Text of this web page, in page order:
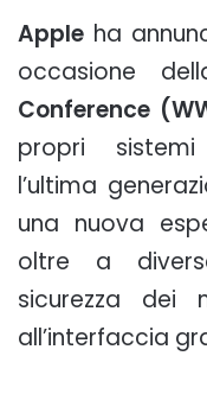
Apple ha
occasione
Conference
propri
l’ultima
una nuova
oltre a
sicurezza dei
all’interfaccia